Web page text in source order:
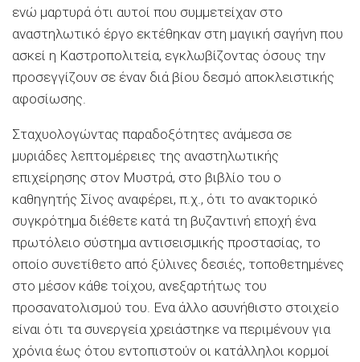
ενώ μαρτυρά ότι αυτοί που συμμετείχαν στο
αναστηλωτικό έργο εκτέθηκαν στη μαγική σαγήνη που
ασκεί η Καστροπολιτεία, εγκλωβίζοντας όσους την
προσεγγίζουν σε έναν διά βίου δεσμό αποκλειστικής
αφοσίωσης.
Σταχυολογώντας παραδοξότητες ανάμεσα σε
μυριάδες λεπτομέρειες της αναστηλωτικής
επιχείρησης στον Μυστρά, στο βιβλίο του ο
καθηγητής Σίνος αναφέρει, π.χ., ότι το ανακτορικό
συγκρότημα διέθετε κατά τη βυζαντινή εποχή ένα
πρωτόλειο σύστημα αντισεισμικής προστασίας, το
οποίο συνετίθετο από ξύλινες δεσιές, τοποθετημένες
στο μέσον κάθε τοίχου, ανεξαρτήτως του
προσανατολισμού του. Ενα άλλο ασυνήθιστο στοιχείο
είναι ότι τα συνεργεία χρειάστηκε να περιμένουν για
χρόνια έως ότου εντοπιστούν οι κατάλληλοι κορμοί